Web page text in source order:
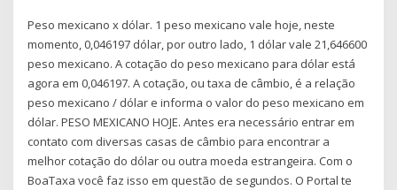
Peso mexicano x dólar. 1 peso mexicano vale hoje, neste
momento, 0,046197 dólar, por outro lado, 1 dólar vale 21,646600
peso mexicano. A cotação do peso mexicano para dólar está
agora em 0,046197. A cotação, ou taxa de câmbio, é a relação
peso mexicano / dólar e informa o valor do peso mexicano em
dólar. PESO MEXICANO HOJE. Antes era necessário entrar em
contato com diversas casas de câmbio para encontrar a
melhor cotação do dólar ou outra moeda estrangeira. Com o
BoaTaxa você faz isso em questão de segundos. O Portal te